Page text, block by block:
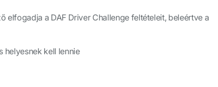
elfogadja a DAF Driver Challenge feltételeit, beleértve a
helyesnek kell lennie